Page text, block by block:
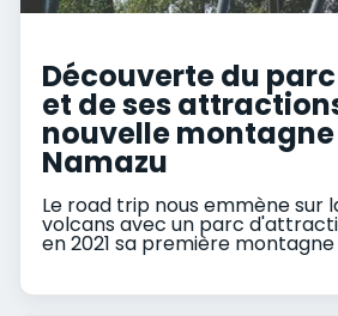
Découverte du
et de ses
nouvelle montagne
Namazu
Le road trip nous emmène sur
volcans avec un parc
en 2021 sa première montagne